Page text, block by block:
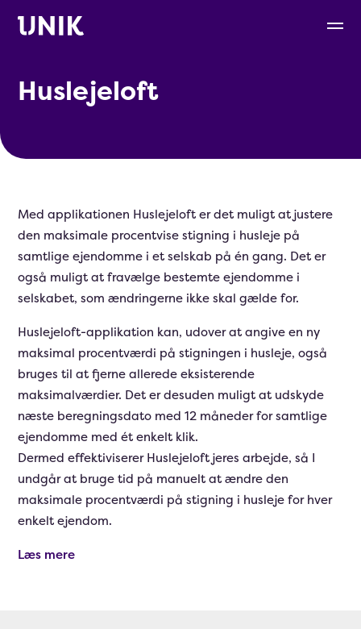
Huslejeloft
Med applikationen Huslejeloft er det muligt at justere
den maksimale procentvise stigning i husleje på
samtlige ejendomme i et selskab på én gang. Det er
også muligt at fravælge bestemte ejendomme i
selskabet, som ændringerne ikke skal gælde for.
Huslejeloft-applikation kan, udover at angive en ny
maksimal procentværdi på stigningen i husleje, også
bruges til at fjerne allerede eksisterende
maksimalværdier. Det er desuden muligt at udskyde
næste beregningsdato med 12 måneder for samtlige
ejendomme med ét enkelt klik.
Dermed effektiviserer Huslejeloft jeres arbejde, så I
undgår at bruge tid på manuelt at ændre den
maksimale procentværdi på stigning i husleje for hver
enkelt ejendom.
Læs mere